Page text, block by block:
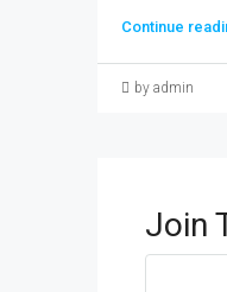
Continue
by admin
Join